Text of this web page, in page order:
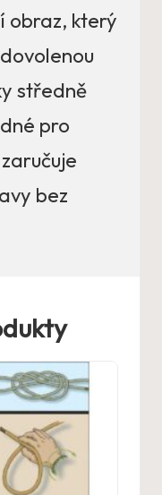
obraz, který
středně
pro
bez